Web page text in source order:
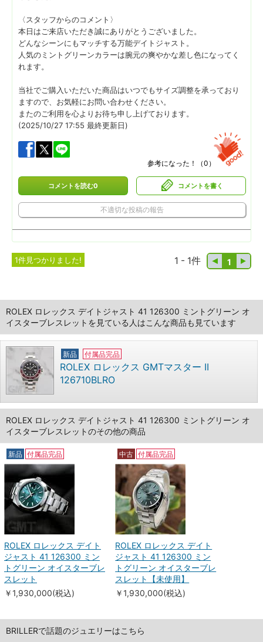
〈スタッフからのコメント〉
本日はご来店いただき誠にありがとうございました。
どんなシーンにもマッチする万能デイトジャスト。
人気のミントグリーンカラーは腕元の爽やかな差し色になってく
れます。
当社でご購入いただいた商品はいつでもサイズ調整を承っており
ますので、お気軽にお問い合わせください。
またのご利用を心よりお待ち申し上げております。
(2025/10/27 17:55 最終更新日)
参考になった！（0 ）
コメントを読む0 コメントを書く
不適切な投稿の報告
1件見つかりました! 1
1 - 1件
ROLEX ロレックス デイトジャスト 41 126300 ミントグリーン オ
イスターブレスレットを見ている人はこんな商品も見ています
新品 付属品完品
ROLEX ロレックス GMTマスター II
126710BLRO
ROLEX ロレックス デイトジャスト 41 126300 ミントグリーン オ
イスターブレスレットのその他の商品
新品 付属品完品
ROLEX ロレックス デイト
ジャスト 41 126300 ミン
トグリーン オイスターブレ
スレット
￥1,930,000(税込)
中古 付属品完品
ROLEX ロレックス デイト
ジャスト 41 126300 ミン
トグリーン オイスターブレ
スレット【未使用】
￥1,930,000(税込)
BRILLERで話題のジュエリーはこちら